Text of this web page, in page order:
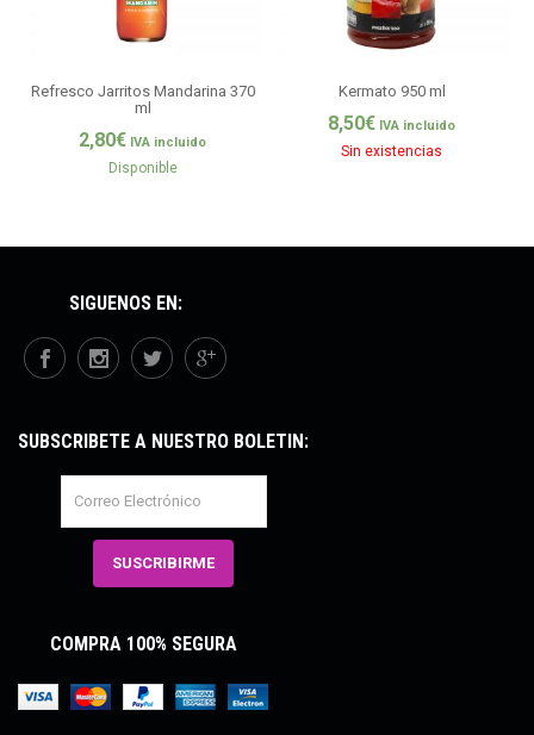
Refresco Jarritos Mandarina 370
ml
2,80€ IVA incluido
Disponible
Kermato 950 ml
8,50€ IVA incluido
Sin existencias
SÍGUENOS EN:
SUBSCRÍBETE A NUESTRO BOLETÍN:
COMPRA 100% SEGURA